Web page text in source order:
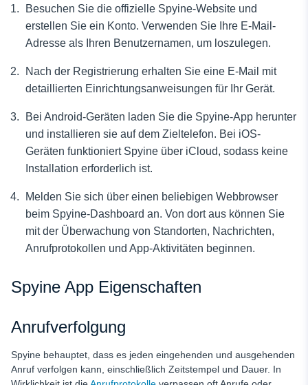
Besuchen Sie die offizielle Spyine-Website und
erstellen Sie ein Konto. Verwenden Sie Ihre E-Mail-
Adresse als Ihren Benutzernamen, um loszulegen.
Nach der Registrierung erhalten Sie eine E-Mail mit
detaillierten Einrichtungsanweisungen für Ihr Gerät.
Bei Android-Geräten laden Sie die Spyine-App herunter
und installieren sie auf dem Zieltelefon. Bei iOS-
Geräten funktioniert Spyine über iCloud, sodass keine
Installation erforderlich ist.
Melden Sie sich über einen beliebigen Webbrowser
beim Spyine-Dashboard an. Von dort aus können Sie
mit der Überwachung von Standorten, Nachrichten,
Anrufprotokollen und App-Aktivitäten beginnen.
Spyine App Eigenschaften
Anrufverfolgung
Spyine behauptet, dass es jeden eingehenden und ausgehenden
Anruf verfolgen kann, einschließlich Zeitstempel und Dauer. In